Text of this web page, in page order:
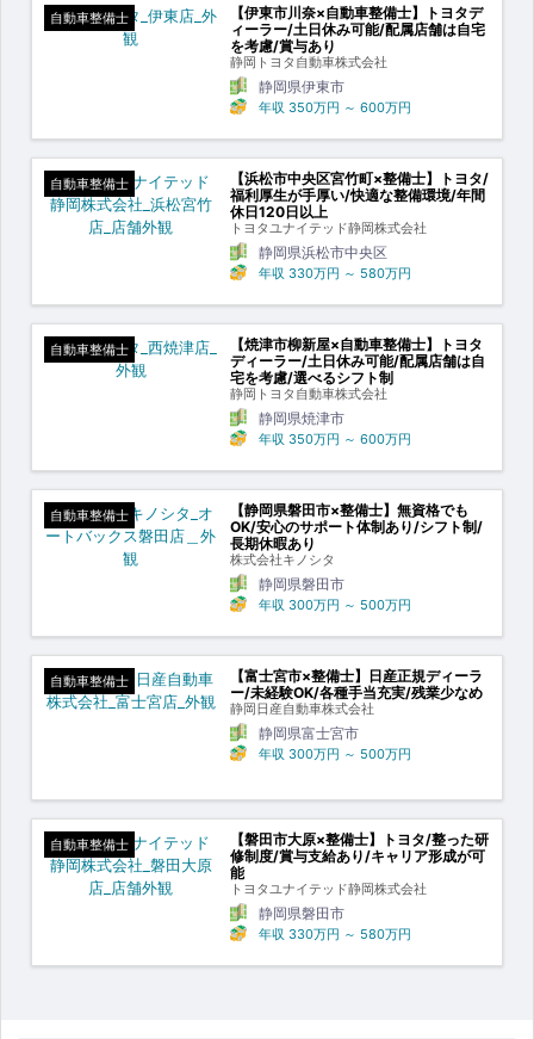
自動車整備士
【伊東市川奈×自動車整備士】トヨタデ
ィーラー/土日休み可能/配属店舗は自宅
を考慮/賞与あり
静岡トヨタ自動車株式会社
静岡県伊東市
年収 350万円 ～ 600万円
自動車整備士
【浜松市中央区宮竹町×整備士】トヨタ/
福利厚生が手厚い/快適な整備環境/年間
休日120日以上
トヨタユナイテッド静岡株式会社
静岡県浜松市中央区
年収 330万円 ～ 580万円
自動車整備士
【焼津市柳新屋×自動車整備士】トヨタ
ディーラー/土日休み可能/配属店舗は自
宅を考慮/選べるシフト制
静岡トヨタ自動車株式会社
静岡県焼津市
年収 350万円 ～ 600万円
自動車整備士
【静岡県磐田市×整備士】無資格でも
OK/安心のサポート体制あり/シフト制/
長期休暇あり
株式会社キノシタ
静岡県磐田市
年収 300万円 ～ 500万円
自動車整備士
【富士宮市×整備士】日産正規ディーラ
ー/未経験OK/各種手当充実/残業少なめ
静岡日産自動車株式会社
静岡県富士宮市
年収 300万円 ～ 500万円
自動車整備士
【磐田市大原×整備士】トヨタ/整った研
修制度/賞与支給あり/キャリア形成が可
能
トヨタユナイテッド静岡株式会社
静岡県磐田市
年収 330万円 ～ 580万円